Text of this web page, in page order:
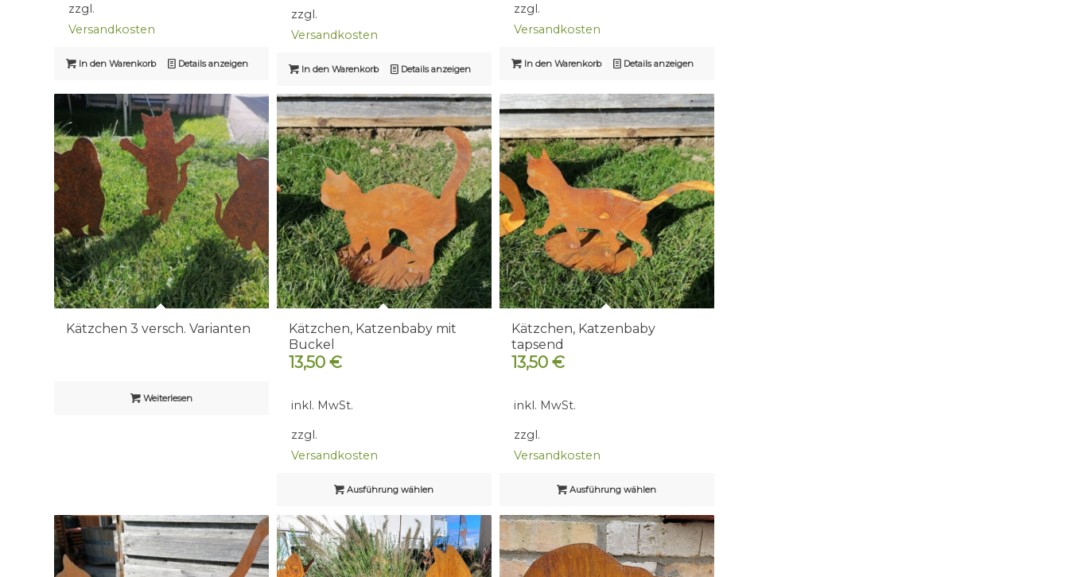
zzgl.
Versandkosten
In den Warenkorb Details anzeigen
zzgl.
Versandkosten
In den Warenkorb Details anzeigen
zzgl.
Versandkosten
In den Warenkorb Details anzeigen
Kätzchen 3 versch. Varianten
Weiterlesen
Kätzchen, Katzenbaby mit
Buckel
13,50 €
inkl. MwSt.
zzgl.
Versandkosten
Ausführung wählen
Kätzchen, Katzenbaby
tapsend
13,50 €
inkl. MwSt.
zzgl.
Versandkosten
Ausführung wählen